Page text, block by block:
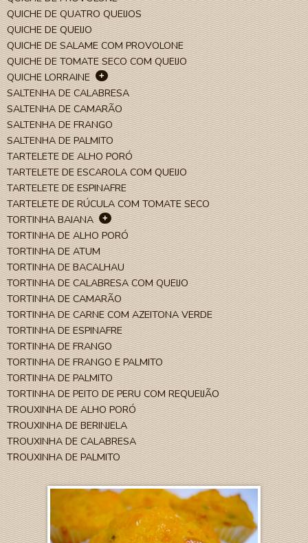
QUICHE DE QUATRO QUEIJOS
QUICHE DE QUEIJO
QUICHE DE SALAME COM PROVOLONE
QUICHE DE TOMATE SECO COM QUEIJO
QUICHE LORRAINE +
SALTENHA DE CALABRESA
SALTENHA DE CAMARÃO
SALTENHA DE FRANGO
SALTENHA DE PALMITO
TARTELETE DE ALHO PORÓ
TARTELETE DE ESCAROLA COM QUEIJO
TARTELETE DE ESPINAFRE
TARTELETE DE RÚCULA COM TOMATE SECO
TORTINHA BAIANA
+
TORTINHA DE ALHO PORÓ
TORTINHA DE ATUM
TORTINHA DE BACALHAU
TORTINHA DE CALABRESA COM QUEIJO
TORTINHA DE CAMARÃO
TORTINHA DE CARNE COM AZEITONA VERDE
TORTINHA DE ESPINAFRE
TORTINHA DE FRANGO
TORTINHA DE FRANGO E PALMITO
TORTINHA DE PALMITO
TORTINHA DE PEITO DE PERU COM REQUEIJÃO
TROUXINHA DE ALHO PORÓ
TROUXINHA DE BERINJELA
TROUXINHA DE CALABRESA
TROUXINHA DE PALMITO